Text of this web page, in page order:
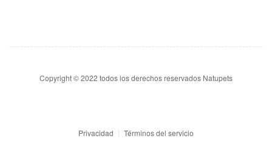
Copyright © 2022 todos los derechos reservados Natupets
Privacidad Términos del servicio